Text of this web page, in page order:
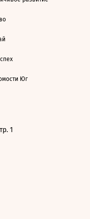
Юг
1